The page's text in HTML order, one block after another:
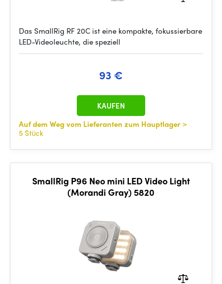
Das SmallRig RF 20C ist eine kompakte, fokussierbare
LED-Videoleuchte, die speziell
93 €
Auf dem Weg vom Lieferanten zum Hauptlager >
5 Stück
KAUFEN
SmallRig P96 Neo mini LED Video Light
(Morandi Gray) 5820